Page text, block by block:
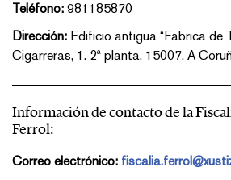
Teléfono: 981185870
Dirección: Edificio antigua “Fabrica de
Cigarreras, 1. 2ª planta. 15007. A
Información de contacto de la
Ferrol:
Correo electrónico: